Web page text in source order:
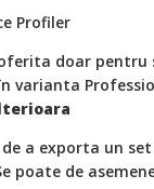
Profiler
doar pentru
varianta
a exporta un
poate de